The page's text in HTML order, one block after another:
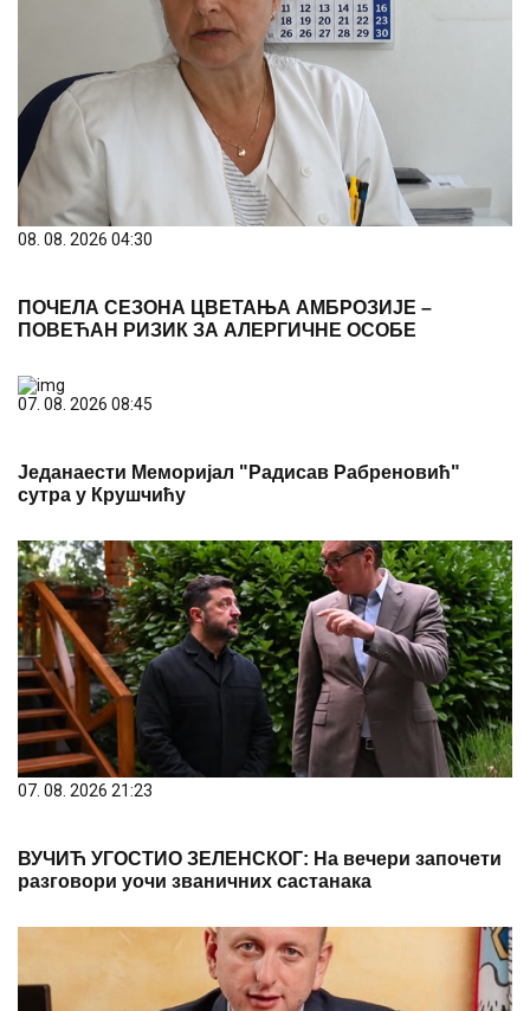
08. 08. 2026 04:30
ПОЧЕЛА СЕЗОНА ЦВЕТАЊА АМБРОЗИЈЕ –
ПОВЕЋАН РИЗИК ЗА АЛЕРГИЧНЕ ОСОБЕ
07. 08. 2026 08:45
Једанаести Меморијал "Радисав Рабреновић"
сутра у Крушчићу
07. 08. 2026 21:23
ВУЧИЋ УГОСТИО ЗЕЛЕНСКОГ: На вечери започети
разговори уочи званичних састанака